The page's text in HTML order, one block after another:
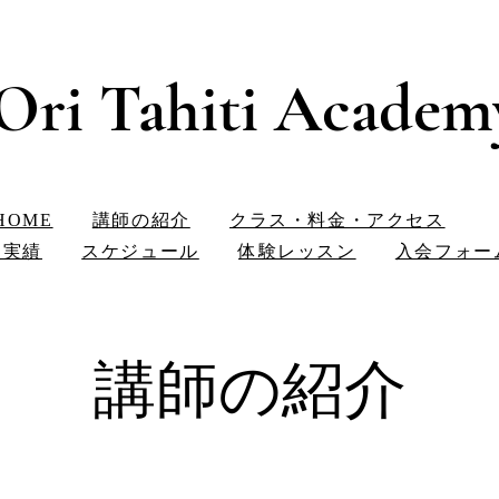
Tahiti
講師の紹介
クラス・料金・アクセス
績
スケジュール 体験レッスン 入会フォー
講師の紹介